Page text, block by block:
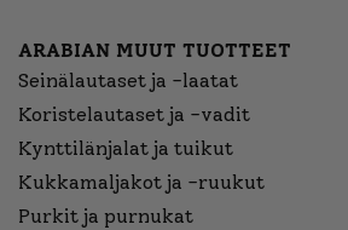
ARABIAN MUUT TUOTTEET
Seinälautaset ja -laatat
Koristelautaset ja -vadit
Kynttilänjalat ja tuikut
Kukkamaljakot ja -ruukut
Purkit ja purnukat